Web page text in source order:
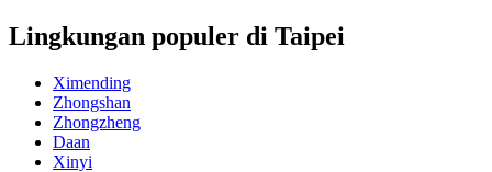
Lingkungan populer di Taipei
Ximending
Zhongshan
Zhongzheng
Daan
Xinyi